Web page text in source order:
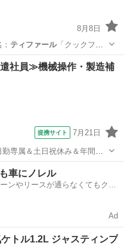
8月8日
名： ティファール「クックフォ
ッチン家電
社員≫機械操作・製造補
提携サイト 7月21日
専属＆土日祝休み＆年間休
ー通勤OK＆無料駐車場あり
県常陸大宮市》 人気の
車にノレル
ンやリースが通らなくてもクル
Ad
トル1.2L ジャスティンプ